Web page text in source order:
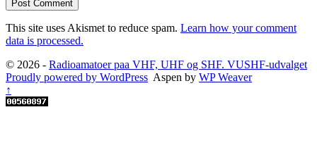
This site uses Akismet to reduce spam. Learn how your comment
data is processed.
© 2026 - Radioamatoer paa VHF, UHF og SHF. VUSHF-udvalget
Proudly powered by WordPress Aspen by WP Weaver
↑